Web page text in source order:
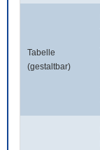
Tabelle
(gestaltbar)